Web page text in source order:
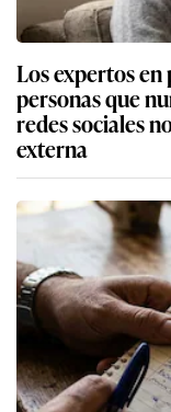
Los expertos
personas que
redes sociales
externa